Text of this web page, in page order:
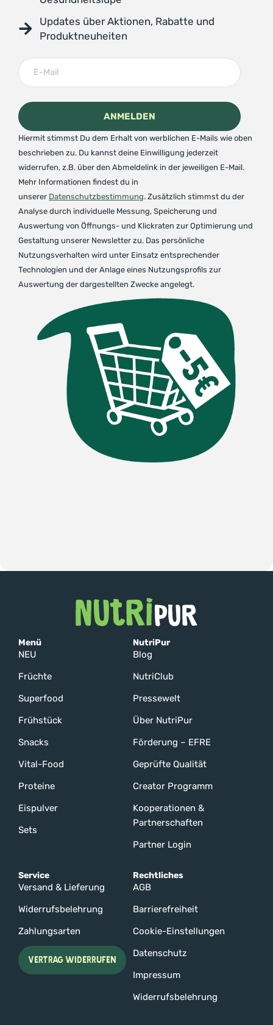
Updates über Aktionen, Rabatte und
Produktneuheiten
Hiermit stimmst Du dem Erhalt von werblichen E-Mails wie oben
beschrieben zu. Du kannst deine Einwilligung jederzeit
widerrufen, z.B. über den Abmeldelink in der jeweiligen E-Mail.
Mehr Informationen findest du in
unserer Datenschutzbestimmung. Zusätzlich stimmst du der
Analyse durch individuelle Messung, Speicherung und
Auswertung von Öffnungs- und Klickraten zur Optimierung und
Gestaltung unserer Newsletter zu. Das persönliche
Nutzungsverhalten wird unter Einsatz entsprechender
Technologien und der Anlage eines Nutzungsprofils zur
Auswertung der dargestellten Zwecke angelegt.
Menü
NEU
Früchte
Superfood
Frühstück
Snacks
Vital-Food
Proteine
Eispulver
Sets
NutriPur
Blog
NutriClub
Pressewelt
Über NutriPur
Förderung – EFRE
Geprüfte Qualität
Creator Programm
Kooperationen &
Partnerschaften
Partner Login
Service
Versand & Lieferung
Widerrufsbelehrung
Zahlungsarten
VERTRAG WIDERRUFEN
Rechtliches
AGB
Barrierefreiheit
Cookie-Einstellungen
Datenschutz
Impressum
Widerrufsbelehrung